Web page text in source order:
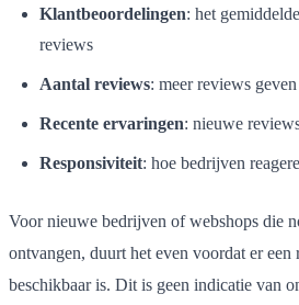
Klantbeoordelingen: het
reviews
Aantal reviews: meer reviews
Recente ervaringen: nieuwe
Responsiviteit: hoe bedrijven
Voor nieuwe bedrijven of webshops die
ontvangen, duurt het even voordat er een
beschikbaar is. Dit is geen indicatie van